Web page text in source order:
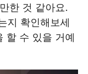
한 것 같아요.
지 확인해보세
할 수 있을 거예